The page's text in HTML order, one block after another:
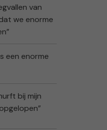
van
we enorme
een enorme
bij mijn